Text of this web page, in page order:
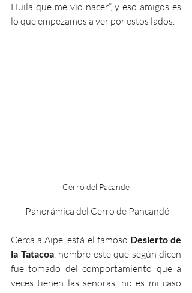
Huila que me vio nacer”, y eso amigos es
lo que empezamos a ver por estos lados.
Cerro del Pacandé
Panorámica del Cerro de Pancandé
Cerca a Aipe, está el famoso Desierto de
la Tatacoa, nombre este que según dicen
fue tomado del comportamiento que a
veces tienen las señoras, no es mi caso